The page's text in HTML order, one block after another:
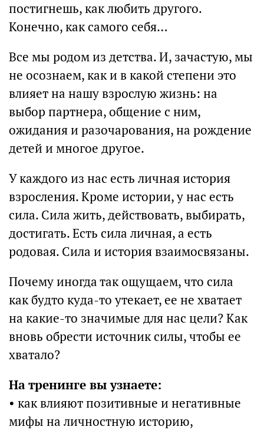
постигнешь, как любить другого.
Конечно, как самого себя…
Все мы родом из детства. И, зачастую, мы
не осознаем, как и в какой степени это
влияет на нашу взрослую жизнь: на
выбор партнера, общение с ним,
ожидания и разочарования, на рождение
детей и многое другое.
У каждого из нас есть личная история
взросления. Кроме истории, у нас есть
сила. Сила жить, действовать, выбирать,
достигать. Есть сила личная, а есть
родовая. Сила и история взаимосвязаны.
Почему иногда так ощущаем, что сила
как будто куда-то утекает, ее не хватает
на какие-то значимые для нас цели? Как
вновь обрести источник силы, чтобы ее
хватало?
На тренинге вы узнаете:
• как влияют позитивные и негативные
мифы на личностную историю,